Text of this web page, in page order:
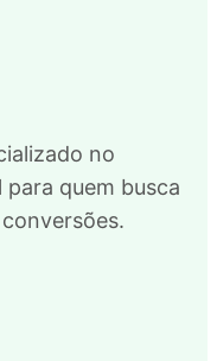
no
quem busca